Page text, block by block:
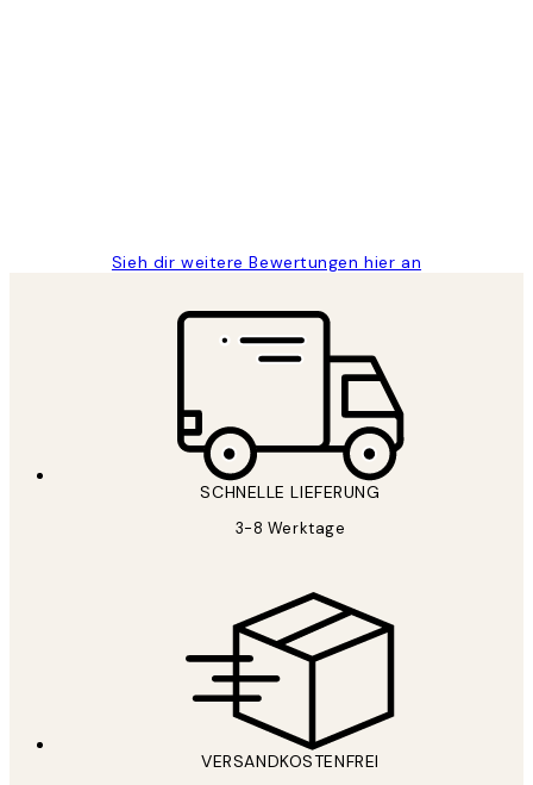
Sieh dir weitere Bewertungen hier an
SCHNELLE LIEFERUNG
3-8 Werktage
VERSANDKOSTENFREI